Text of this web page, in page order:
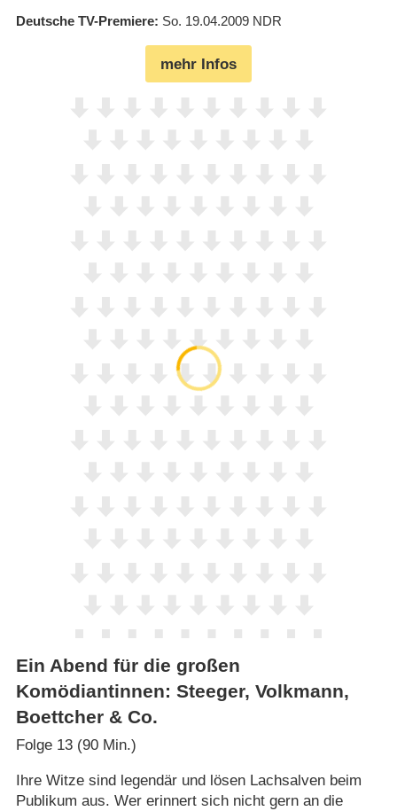
Deutsche TV-Premiere So. 19.04.2009 NDR
mehr Infos
Ein Abend für die großen
Komödiantinnen: Steeger, Volkmann,
Boettcher & Co.
Folge 13 (90 Min.)
Ihre Witze sind legendär und lösen Lachsalven beim
Publikum aus. Wer erinnert sich nicht gern an die